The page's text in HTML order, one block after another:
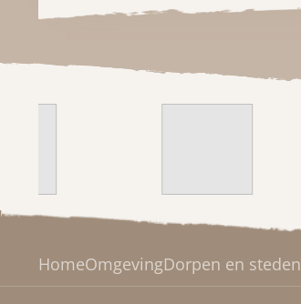
HomeOmgevingDorpen en steden